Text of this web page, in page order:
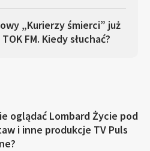
„Kurierzy śmierci” już
FM. Kiedy słuchać?
oglądać Lombard Życie pod
i inne produkcje TV Puls